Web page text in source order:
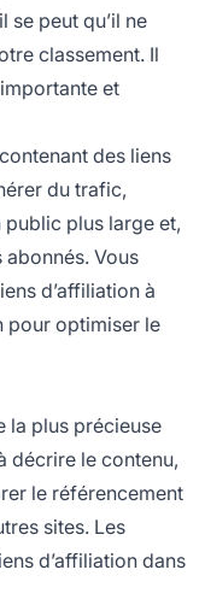
peut qu’il ne
classement. Il
et
des liens
du trafic,
plus large et,
Vous
d’affiliation à
pour optimiser le
la plus précieuse
décrire le contenu,
le référencement
sites. Les
d’affiliation dans